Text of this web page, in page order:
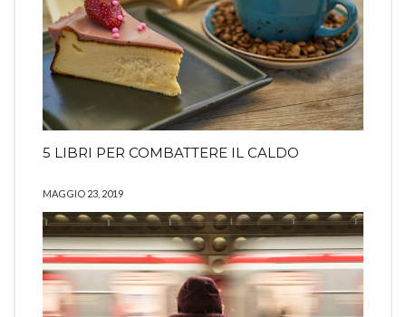
5 LIBRI PER COMBATTERE IL CALDO
MAGGIO 23, 2019